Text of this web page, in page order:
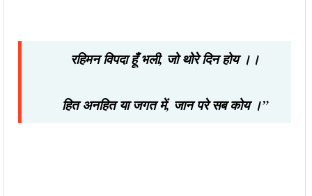
रहिमन विपदा हूँ भली, जो थोरे दिन होय ।।
हित अनहित या जगत में, जान परे सब कोय ।”